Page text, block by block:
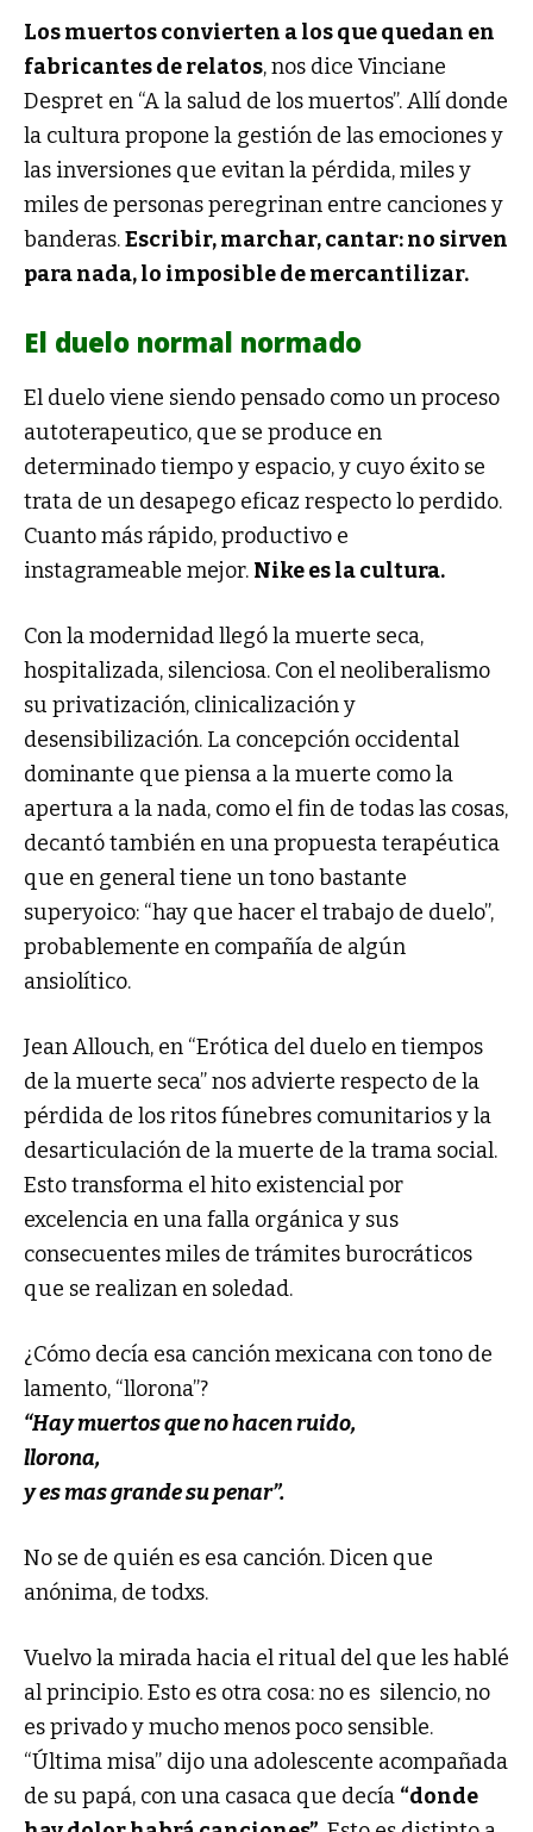
Los muertos convierten a los que quedan en
fabricantes de relatos, nos dice Vinciane
Despret en “A la salud de los muertos”. Allí donde
la cultura propone la gestión de las emociones y
las inversiones que evitan la pérdida, miles y
miles de personas peregrinan entre canciones y
banderas.Escribir, marchar, cantar: no sirven
para nada, lo imposible demercantilizar.
El duelo normal normado
El duelo viene siendo pensado como un proceso
autoterapeutico, que se produce en
determinado tiempo y espacio, y cuyo éxito se
trata de un desapego eficaz respecto lo perdido.
Cuanto más rápido, productivo e
instagrameable mejor. Nike es la cultura.
Con la modernidad llegó la muerte seca,
hospitalizada, silenciosa. Con el neoliberalismo
su privatización, clinicalización y
desensibilización. La concepción occidental
dominante que piensa a la muerte como la
apertura a la nada, como el fin de todas las cosas,
decantó también en una propuesta terapéutica
que en general tiene un tono bastante
superyoico: “hay que hacer el trabajo de duelo”,
probablemente en compañía de algún
ansiolítico.
Jean Allouch, en “Erótica del duelo en tiempos
de la muerte seca” nos advierte respecto de la
pérdida de los ritos fúnebres comunitarios y la
desarticulación de la muerte de la trama social.
Esto transforma el hito existencial por
excelencia en una falla orgánica y sus
consecuentes miles de trámites burocráticos
que se realizan en soledad.
¿Cómo decía esa canción mexicana con tono de
lamento, “llorona”?
“Hay muertos que no hacen ruido,
llorona,
y es mas grande su penar”.
No se de quién es esa canción. Dicen que
anónima, de todxs.
Vuelvo la mirada hacia el ritual del que les hablé
al principio. Esto es otra cosa: no es silencio, no
es privado y mucho menos poco sensible.
“Última misa” dijo una adolescente acompañada
de su papá, con una casaca que decía “donde